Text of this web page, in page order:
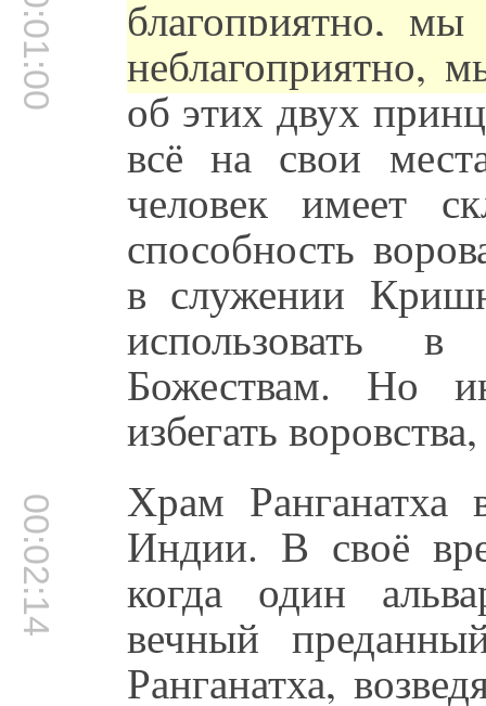
00:01:00 благоприятно,
неблагоприятно,
об этих двух
всё на свои
человек имеет
способность
в служении
использовать
Божествам. Но
избегать
00:02:14 Храм
Индии. В своё
когда один
вечный
Ранганатха,